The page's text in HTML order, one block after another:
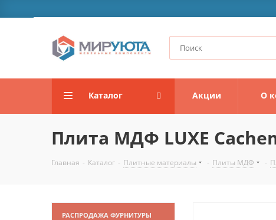
Каталог Акции О
Плита МДФ LUXE
Главная - Каталог - Плитные материалы - Плиты МДФ -
РАСПРОДАЖА ФУРНИТУРЫ